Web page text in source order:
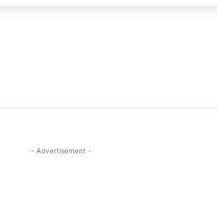
- Advertisement -